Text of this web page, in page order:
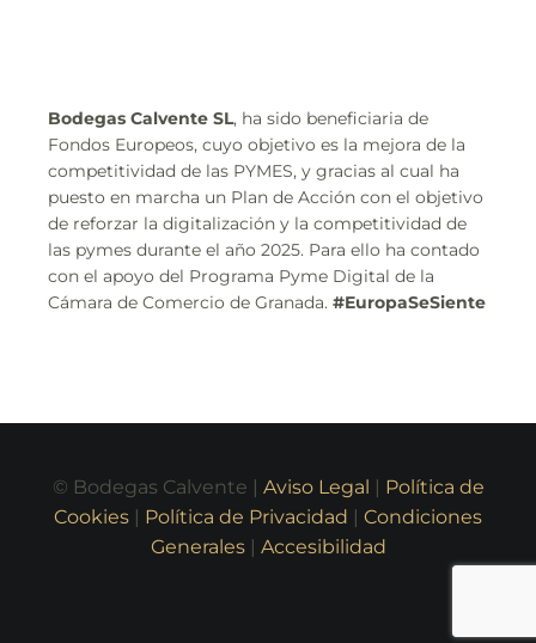
Bodegas Calvente SL, ha sido beneficiaria de
Fondos Europeos, cuyo objetivo es la mejora de la
competitividad de las PYMES, y gracias al cual ha
puesto en marcha un Plan de Acción con el objetivo
de reforzar la digitalización y la competitividad de
las pymes durante el año 2025. Para ello ha contado
con el apoyo del Programa Pyme Digital de la
Cámara de Comercio de Granada. #EuropaSeSiente
© Bodegas Calvente | Aviso Legal | Política de
Cookies | Política de Privacidad | Condiciones
Generales| Accesibilidad